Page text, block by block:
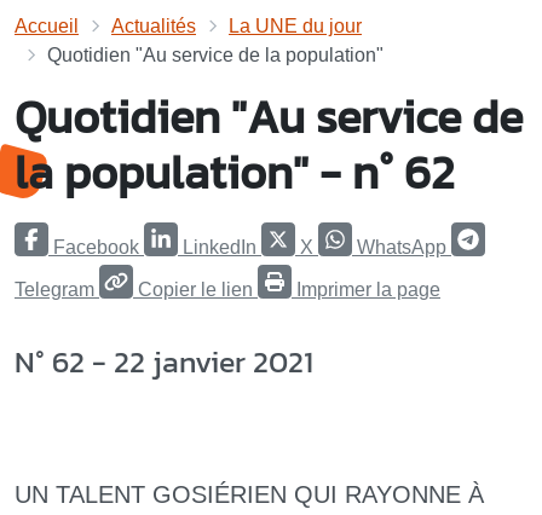
Accueil Actualités
La UNE du jour
Quotidien "Au service de la population"
Quotidien "Au service de
la population" - n° 62
Facebook LinkedIn X WhatsApp
Telegram Copier le lien Imprimer la page
N° 62 - 22 janvier 2021
UN TALENT GOSIÉRIEN QUI RAYONNE À